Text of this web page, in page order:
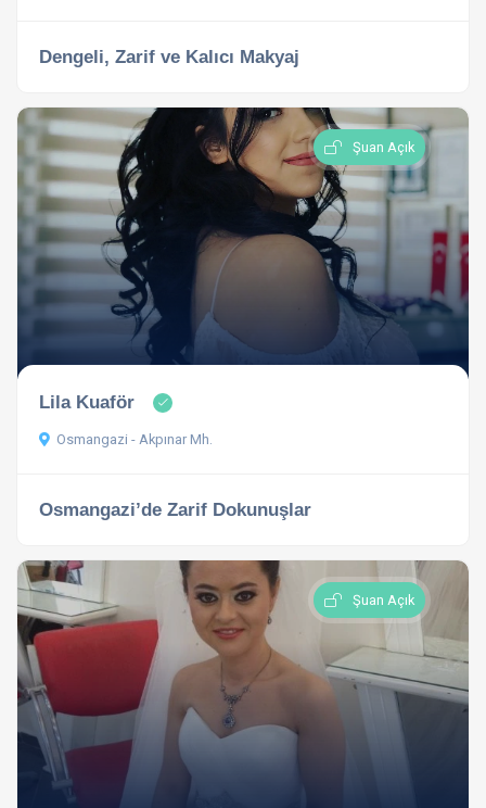
Dengeli, Zarif ve Kalıcı Makyaj
Şuan Açık
Lila Kuaför
Osmangazi - Akpınar Mh.
Osmangazi’de Zarif Dokunuşlar
Şuan Açık